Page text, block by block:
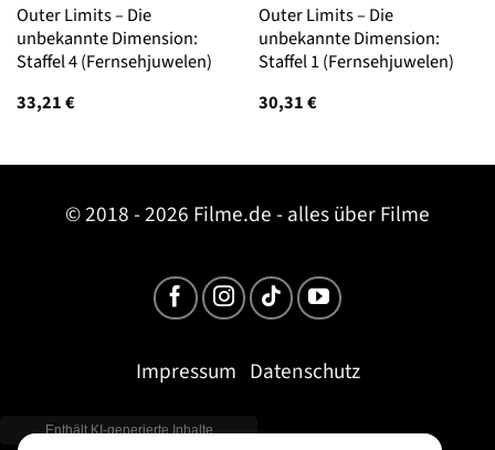
Outer Limits – Die
unbekannte Dimension:
Staffel 4 (Fernsehjuwelen)
33,21€
Outer Limits – Die
unbekannte Dimension:
Staffel 1 (Fernsehjuwelen)
30,31€
© 2018 - 2026 Filme.de - alles über Filme
Impressum Datenschutz